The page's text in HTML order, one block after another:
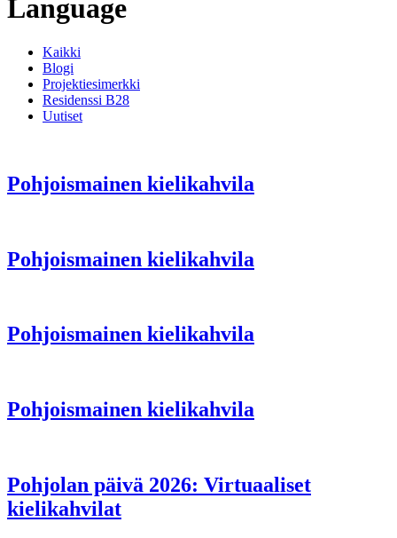
Language
Kaikki
Blogi
Projektiesimerkki
Residenssi B28
Uutiset
Pohjoismainen kielikahvila
Pohjoismainen kielikahvila
Pohjoismainen kielikahvila
Pohjoismainen kielikahvila
Pohjolan päivä 2026: Virtuaaliset
kielikahvilat